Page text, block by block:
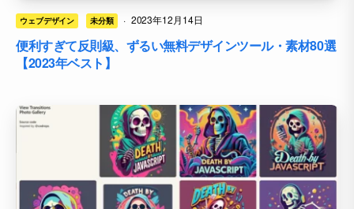
ウェブデザイン 未分類 · 2023年12月14日
便利すぎて反則級、ずるい無料デザインツール・素材80選
【2023年ベスト】